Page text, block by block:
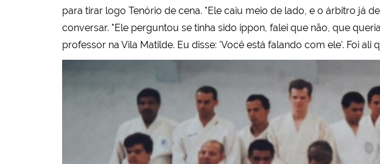
para tirar logo Tenório de cena. "Ele caiu meio de lado, e o árbitro já
conversar. "Ele perguntou se tinha sido ippon, falei que não, que
professor na Vila Matilde. Eu disse: 'Você está falando com ele'. Foi ali